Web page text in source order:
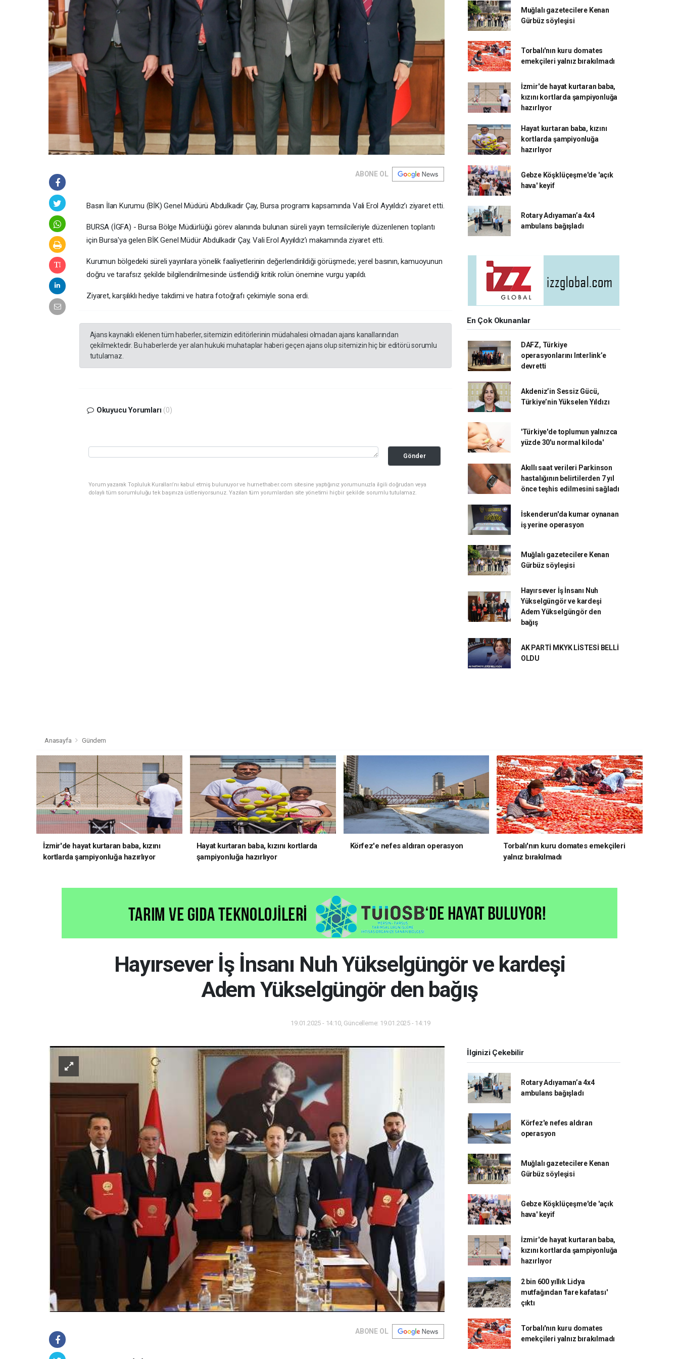
ABONE OL
Basın İlan Kurumu (BİK) Genel Müdürü Abdulkadir Çay, Bursa programı kapsamında Vali Erol Ayyıldız’ı ziyaret etti.
BURSA (İGFA) - Bursa Bölge Müdürlüğü görev alanında bulunan süreli yayın temsilcileriyle düzenlenen toplantı
için Bursa'ya gelen BİK Genel Müdür Abdulkadir Çay, Vali Erol Ayyıldız’ı makamında ziyaret etti.
Kurumun bölgedeki süreli yayınlara yönelik faaliyetlerinin değerlendirildiği görüşmede; yerel basının, kamuoyunun
doğru ve tarafsız şekilde bilgilendirilmesinde üstlendiği kritik rolün önemine vurgu yapıldı.
Ziyaret, karşılıklı hediye takdimi ve hatıra fotoğrafı çekimiyle sona erdi.
Ajans kaynaklı eklenen tüm haberler, sitemizin editörlerinin müdahalesi olmadan ajans kanallarından
çekilmektedir. Bu haberlerde yer alan hukuki muhataplar haberi geçen ajans olup sitemizin hiç bir editörü sorumlu
tutulamaz.
Okuyucu Yorumları (0)
Gönder
Yorum yazarak Topluluk Kuralları’nı kabul etmiş bulunuyor ve hurnethaber.com sitesine yaptığınız yorumunuzla ilgili doğrudan veya
dolaylı tüm sorumluluğu tek başınıza üstleniyorsunuz. Yazılan tüm yorumlardan site yönetimi hiçbir şekilde sorumlu tutulamaz.
Muğlalı gazetecilere Kenan
Gürbüz söyleşisi
Torbalı'nın kuru domates
emekçileri yalnız bırakılmadı
İzmir'de hayat kurtaran baba,
kızını kortlarda şampiyonluğa
hazırlıyor
Hayat kurtaran baba, kızını
kortlarda şampiyonluğa
hazırlıyor
Gebze Köşklüçeşme'de 'açık
hava' keyif
Rotary Adıyaman’a 4x4
ambulans bağışladı
En Çok Okunanlar
DAFZ, Türkiye
operasyonlarını Interlink’e
devretti
Akdeniz’in Sessiz Gücü,
Türkiye’nin Yükselen Yıldızı
'Türkiye'de toplumun yalnızca
yüzde 30'u normal kiloda'
Akıllı saat verileri Parkinson
hastalığının belirtilerden 7 yıl
önce teşhis edilmesini sağladı
İskenderun'da kumar oynanan
iş yerine operasyon
Muğlalı gazetecilere Kenan
Gürbüz söyleşisi
Hayırsever İş İnsanı Nuh
Yükselgüngör ve kardeşi
Adem Yükselgüngör den
bağış
AK PARTİ MKYK LİSTESİ BELLİ
OLDU
Anasayfa Gündem
İzmir'de hayat kurtaran baba, kızını
kortlarda şampiyonluğa hazırlıyor
Hayat kurtaran baba, kızını kortlarda
şampiyonluğa hazırlıyor
Körfez'e nefes aldıran operasyon
Torbalı'nın kuru domates emekçileri
yalnız bırakılmadı
Hayırsever İş İnsanı Nuh Yükselgüngör ve kardeşi
Adem Yükselgüngör den bağış
19.01.2025 - 14:10, Güncelleme: 19.01.2025 - 14:19
ABONE OL
İlginizi Çekebilir
Rotary Adıyaman’a 4x4
ambulans bağışladı
Körfez'e nefes aldıran
operasyon
Muğlalı gazetecilere Kenan
Gürbüz söyleşisi
Gebze Köşklüçeşme'de 'açık
hava' keyif
İzmir'de hayat kurtaran baba,
kızını kortlarda şampiyonluğa
hazırlıyor
2 bin 600 yıllık Lidya
mutfağından 'fare kafatası'
çıktı
Torbalı'nın kuru domates
emekçileri yalnız bırakılmadı